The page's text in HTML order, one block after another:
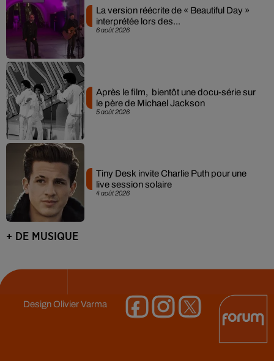
6 août 2026
La version réécrite de « Beautiful Day »
interprétée lors des...
5 août 2026
Après le film, bientôt une docu-série sur
le père de Michael Jackson
4 août 2026
Tiny Desk invite Charlie Puth pour une
live session solaire
+ DE MUSIQUE
DesignOlivier Varma